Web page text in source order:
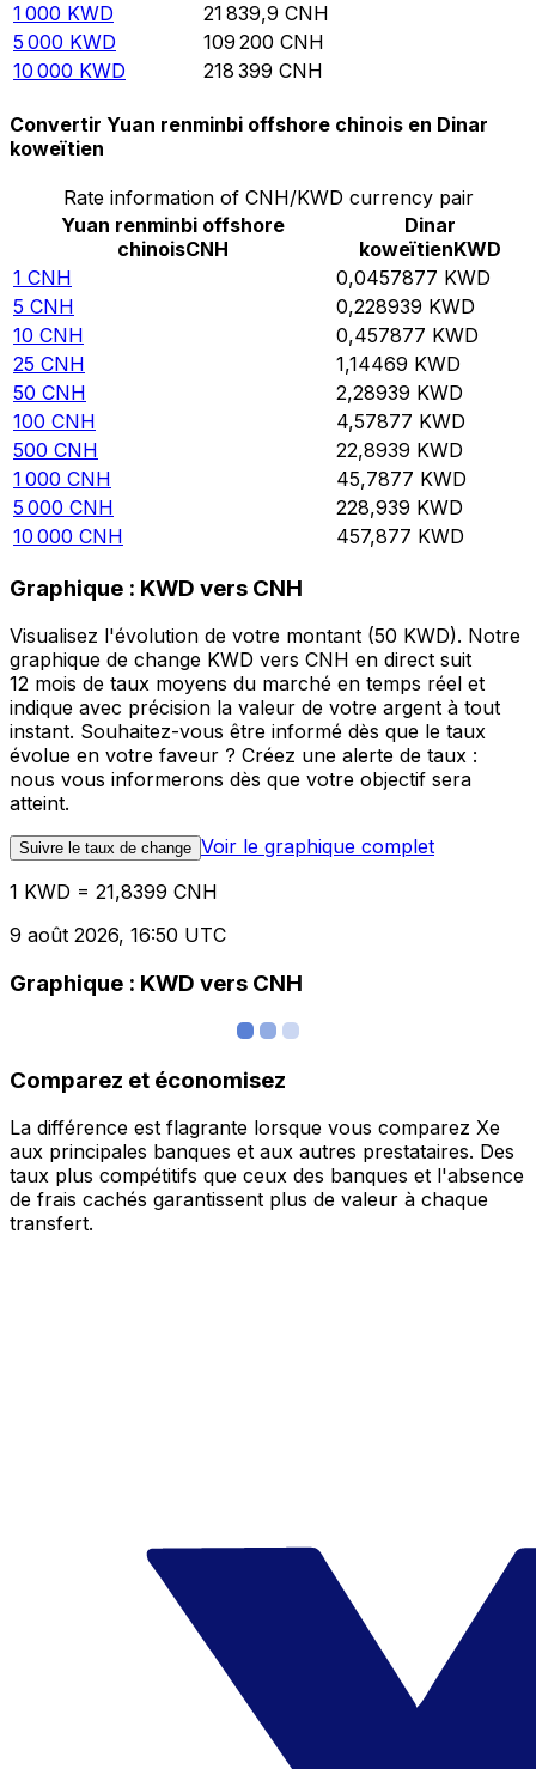
1 000 KWD 21 839,9 CNH
5 000 KWD 109 200 CNH
10 000 KWD 218 399 CNH
Convertir Yuan renminbi offshore chinois en Dinar
koweïtien
Rate information of CNH/KWD currency pair
Yuan renminbi offshore
chinoisCNH
Dinar
koweïtienKWD
1 CNH 0,0457877 KWD
5 CNH 0,228939 KWD
10 CNH 0,457877 KWD
25 CNH 1,14469 KWD
50 CNH 2,28939 KWD
100 CNH 4,57877 KWD
500 CNH 22,8939 KWD
1 000 CNH 45,7877 KWD
5 000 CNH 228,939 KWD
10 000 CNH 457,877 KWD
Graphique : KWD vers CNH
Visualisez l'évolution de votre montant (50 KWD). Notre
graphique de change KWD vers CNH en direct suit
12 mois de taux moyens du marché en temps réel et
indique avec précision la valeur de votre argent à tout
instant. Souhaitez-vous être informé dès que le taux
évolue en votre faveur ? Créez une alerte de taux :
nous vous informerons dès que votre objectif sera
atteint.
Suivre le taux de change Voir le graphique complet
1 KWD = 21,8399 CNH
9 août 2026, 16:50 UTC
Graphique : KWD vers CNH
Comparez et économisez
La différence est flagrante lorsque vous comparez Xe
aux principales banques et aux autres prestataires. Des
taux plus compétitifs que ceux des banques et l'absence
de frais cachés garantissent plus de valeur à chaque
transfert.